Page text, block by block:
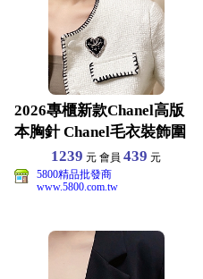
2026專櫃新款Chanel高版
本胸針 Chanel毛衣裝飾圍
巾配飾1239 元 會員439 元
5800精品批發商
www.5800.com.tw